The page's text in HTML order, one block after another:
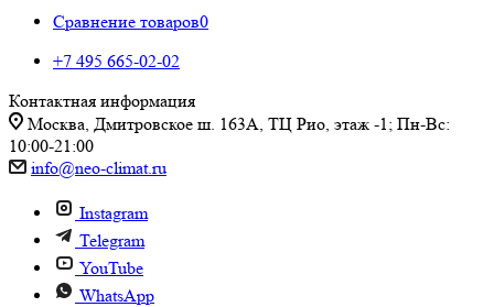
Сравнение товаров0
+7 495 665-02-02
Контактная информация
Москва, Дмитровское ш. 163А, ТЦ Рио, этаж -1; Пн-Вс:
10:00-21:00
info@neo-climat.ru
Instagram
Telegram
YouTube
WhatsApp